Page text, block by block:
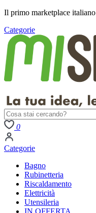
Il primo marketplace italiano
Categorie
0
Categorie
Bagno
Rubinetteria
Riscaldamento
Elettricità
Utensileria
IN OFFERTA